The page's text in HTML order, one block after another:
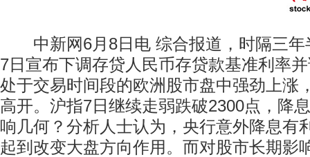
中新网6月8日电 综合报道，时隔三年
7日宣布下调存贷人民币存贷款基准利率
处于交易时间段的欧洲股市盘中强劲上涨
高开。沪指7日继续走弱跌破2300点，降
响几何？分析人士认为，央行意外降息有
起到改变大盘方向作用。而对股市长期影